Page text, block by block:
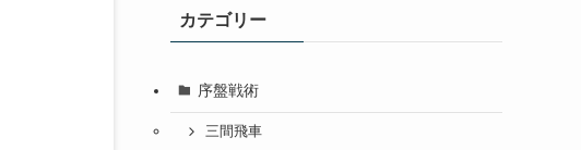
カテゴリー
序盤戦術
三間飛車